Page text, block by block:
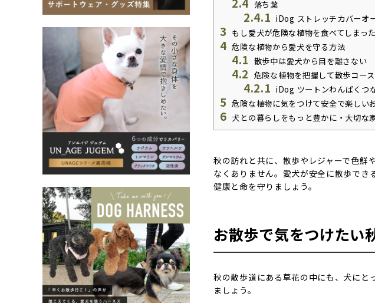
落ち葉
2.4.1 iDog ストレッチカバーオ
3 もし愛犬が危険な植物を食べてしまっ
4 危険な植物から愛犬を守る方法
4.1 散歩中は愛犬から目を離さない
4.2 危険な植物を把握して散歩コー
4.2.1 iDog ツートンわんぱくつ
5 危険な植物に気をつけて安全で楽しい
6 犬との暮らしをもっと豊かに・大切
秋の訪れと共に、散歩やレジャーで色鮮
なくありません。愛犬が安全に散歩でき
健康と命を守りましょう。
お散歩で気をつけたい
秋の散歩道にある草花の中にも、犬にと
ましょう。